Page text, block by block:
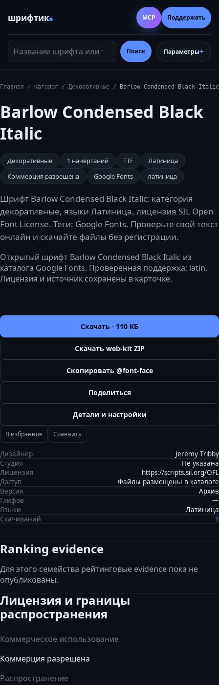
шрифтик
Название шрифта или тег
Поиск Параметры
MCP Поддержать
Главная / Каталог / Декоративные / Barlow Condensed Black Italic
Barlow Condensed Black
Italic
Декоративные 1 начертаний TTF
Латиница
Коммерция разрешена
Google Fonts латиница
Шрифт Barlow Condensed Black Italic: категория
декоративные, языки Латиница, лицензия SIL Open
Font License. Теги: Google Fonts. Проверьте свой текст
онлайн и скачайте файлы без регистрации.
Открытый шрифт Barlow Condensed Black Italic из
каталога Google Fonts. Проверенная поддержка: latin.
Лицензия и источник сохранены в карточке.
Скачать · 110 КБ
Скачать web-kit ZIP
Скопировать @font-face
Поделиться
Детали и настройки
В избранное Сравнить
Дизайнер
Jeremy Tribby
Студия
Не указана
Лицензия
https://scripts.sil.org/OFL
Доступ
Файлы размещены в каталоге
Версия
Архив
Глифов
—
Языки
Латиница
Скачиваний
1
Ranking evidence
Для этого семейства рейтинговые evidence пока не
опубликованы.
Лицензия и границы
распространения
Коммерческое использование
Коммерция разрешена
Распространение